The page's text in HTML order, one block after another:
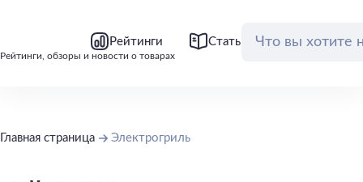
Рейтинги, обзоры и новости о товарах
Рейтинги Статьи Обзоры
Главная страница Электрогриль